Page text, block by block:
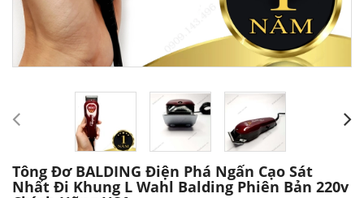
Tông Đơ BALDING Điện Phá Ngấn Cạo Sát
Nhất Đi Khung L Wahl Balding Phiên Bản 220v